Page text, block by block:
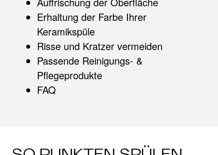
Erhaltung der Farbe Ihrer
Keramikspüle
Risse und Kratzer vermeiden
Passende Reinigungs- &
Pflegeprodukte
FAQ